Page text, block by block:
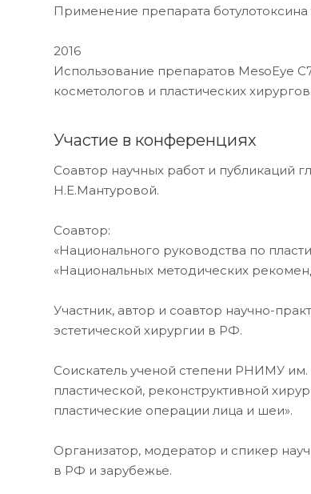
Применение препарата
2016
Использование препаратов MesoEye
косметологов и пластических
Участие в конференциях
Соавтор научных работ и публикаций
Н.Е.Мантуровой.
Соавтор:
«Национального руководства по
«Национальных методических
Участник, автор и соавтор научно-
эстетической хирургии в РФ.
Соискатель ученой степени РНИМУ
пластической, реконструктивной
пластические операции лица и шеи».
Организатор, модератор и спикер
в РФ и зарубежье.